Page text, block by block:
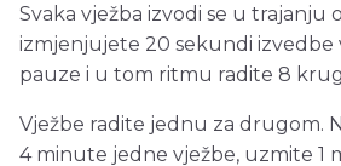
Svaka vježba izvodi se u trajanju
izmjenjujete 20 sekundi izvedbe
pauze i u tom ritmu radite 8
Vježbe radite jednu za drugom.
4 minute jedne vježbe, uzmite 1